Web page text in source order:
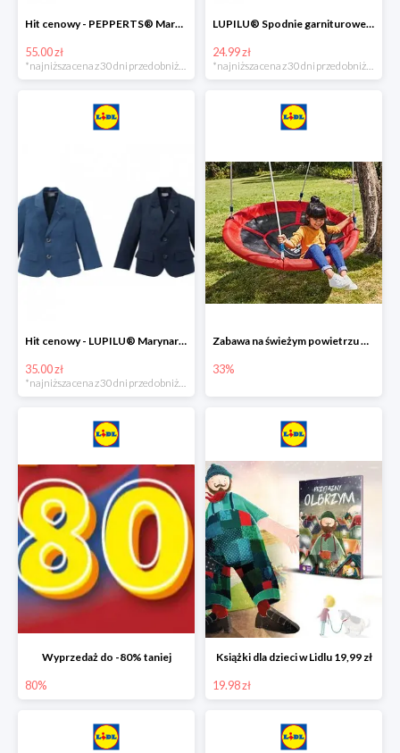
Hit cenowy - PEPPERTS® Marynarka młodzieżowa
55.00 zł
*najniższa cena z 30 dni przed obniżką
LUPILU® Spodnie garniturowe chłopięce
24.99 zł
*najniższa cena z 30 dni przed obniżką
Hit cenowy - LUPILU® Marynarka chłopięca
35.00 zł
Zabawa na świeżym powietrzu w Lidlu do -33%
33%
Wyprzedaż do -80% taniej
80%
Książki dla dzieci w Lidlu 19,99 zł
19.98 zł